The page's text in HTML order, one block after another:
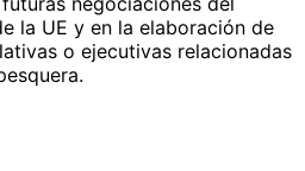
la UE y en la elaboración de
o ejecutivas relacionadas